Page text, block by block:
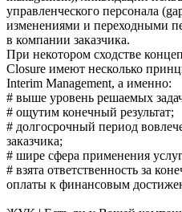
управленческого персонала
изменениями и переходными
в компании заказчика.
При некотором сходстве
Closure имеют несколько
Interim Management, а именно:
# выше уровень решаемых
# ощутим конечный результат;
# долгосрочный период
заказчика;
# шире сфера применения
# взята ответственность за
оплаты к финансовым